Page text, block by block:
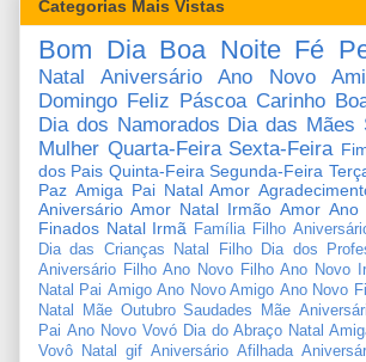
Categorias Mais Vistas
Bom Dia Boa Noite Fé
Natal Aniversário Ano Novo
Domingo Feliz Páscoa Carinho
Dia dos Namorados Dia das Mães
Mulher Quarta-Feira Sexta-Feira
dos Pais Quinta-Feira Segunda-Feira
Paz Amiga Pai Natal Amor
Aniversário Amor Natal Irmão Amor Ano
Finados Natal Irmã Família Filho
Dia das Crianças
Natal Filho Dia dos
Aniversário Filho Ano Novo Filho Ano Novo
Natal Pai Amigo Ano Novo Amigo Ano Novo
Natal Mãe Outubro Saudades Mãe
Pai Ano Novo Vovó Dia do Abraço Natal
Vovô
Natal gif Aniversário Afilhada